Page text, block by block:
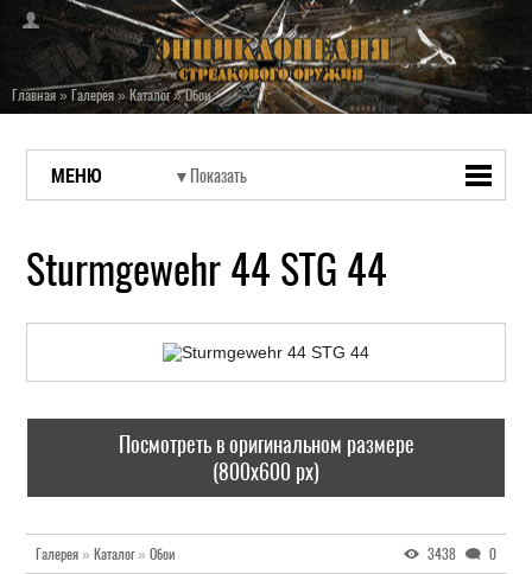
Главная»Галерея»Каталог»Обои
МЕНЮ
Sturmgewehr 44 STG 44
Посмотреть в оригинальном размере
(800x600 px)
Галерея » Каталог» Обои 3438 0